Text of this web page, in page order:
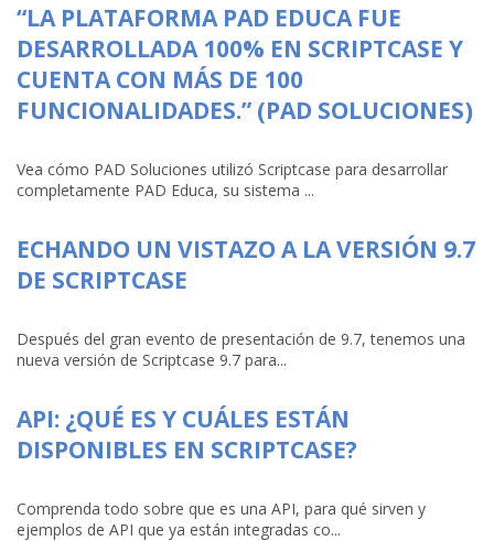
“LA PLATAFORMA PAD EDUCA FUE
DESARROLLADA 100% EN SCRIPTCASE Y
CUENTA CON MÁS DE 100
FUNCIONALIDADES.” (PAD SOLUCIONES)
Vea cómo PAD Soluciones utilizó Scriptcase para desarrollar
completamente PAD Educa, su sistema ...
ECHANDO UN VISTAZO A LA VERSIÓN 9.7
DE SCRIPTCASE
Después del gran evento de presentación de 9.7, tenemos una
nueva versión de Scriptcase 9.7 para...
API: ¿QUÉ ES Y CUÁLES ESTÁN
DISPONIBLES EN SCRIPTCASE?
Comprenda todo sobre que es una API, para qué sirven y
ejemplos de API que ya están integradas co...